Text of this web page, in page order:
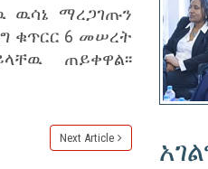
ዉሳኔ ማረጋገጡን
ቁጥርር 6 መሠረት
ጠይቀዋል፡፡
Next Article